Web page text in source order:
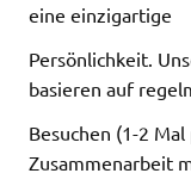
eine einzigartige
Persönlichkeit.
basieren auf
Besuchen (1-2
Zusammenarbeit